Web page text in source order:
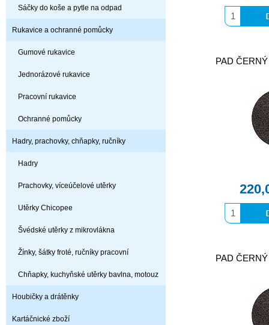
Sáčky do koše a pytle na odpad
Rukavice a ochranné pomůcky
Gumové rukavice
Jednorázové rukavice
Pracovní rukavice
Ochranné pomůcky
Hadry, prachovky, chňapky, ručníky
Hadry
Prachovky, víceúčelové utěrky
Utěrky Chicopee
Švédské utěrky z mikrovlákna
Žínky, šátky froté, ručníky pracovní
Chňapky, kuchyňské utěrky bavlna, motouz
Houbičky a drátěnky
Kartáčnické zboží
PAD
PAD